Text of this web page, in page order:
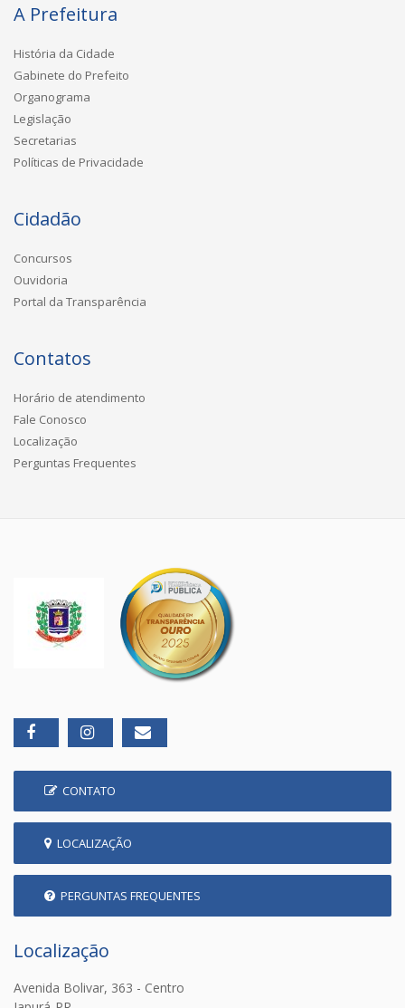
A Prefeitura
História da Cidade
Gabinete do Prefeito
Organograma
Legislação
Secretarias
Políticas de Privacidade
Cidadão
Concursos
Ouvidoria
Portal da Transparência
Contatos
Horário de atendimento
Fale Conosco
Localização
Perguntas Frequentes
CONTATO
LOCALIZAÇÃO
PERGUNTAS FREQUENTES
Localização
Avenida Bolivar, 363 - Centro